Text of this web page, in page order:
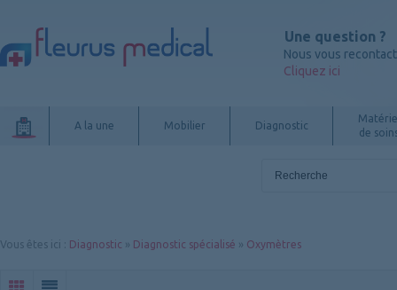
Une question ?
Nous vous
Cliquez ici
A la une Mobilier Diagnostic
de
Vous êtes ici Diagnostic » Diagnostic spécialisé » Oxymètres